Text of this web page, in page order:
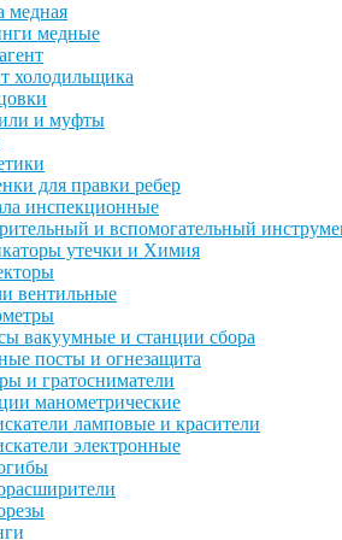
медная
медные
холодильщика
и муфты
для правки ребер
инспекционные
и вспомогательный
утечки и Химия
вентильные
вакуумные и станции сбора
посты и огнезащита
и гратосниматели
манометрические
ламповые и красители
электронные